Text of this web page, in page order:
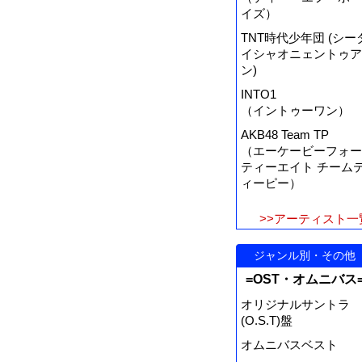
イズ）
TNT時代少年団 (シー
イシャオニェントゥア
ン)
INTO1
（イントゥーワン）
AKB48 Team TP
（エーケービーフォー
ティーエイト チーム
ィーピー）
>>アーティスト一
ジャンル別・その他
=OST・オムニバス
オリジナルサントラ
(O.S.T)盤
オムニバスベスト